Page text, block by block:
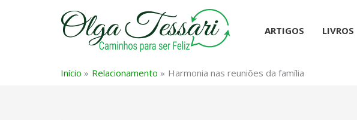
ARTIGOS LIVROS
Início Relacionamento Harmonia nas reuniões da família